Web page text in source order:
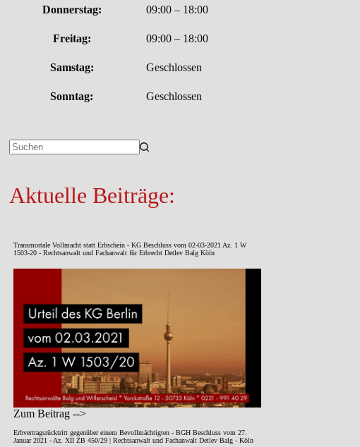
Donnerstag: 09:00 – 18:00
Freitag: 09:00 – 18:00
Samstag: Geschlossen
Sonntag: Geschlossen
Aktuelle Beiträge:
Transmortale Vollmacht statt Erbschein - KG Beschluss vom 02-03-2021 Az. 1 W
1503-20 - Rechtsanwalt und Fachanwalt für Erbrecht Detlev Balg Köln
Zum Beitrag -->
Erbvertragsrücktritt gegenüber einem Bevollmächtigten - BGH Beschluss vom 27.
Januar 2021 - Az. XII ZB 450/29 | Rechtsanwalt und Fachanwalt Detlev Balg - Köln